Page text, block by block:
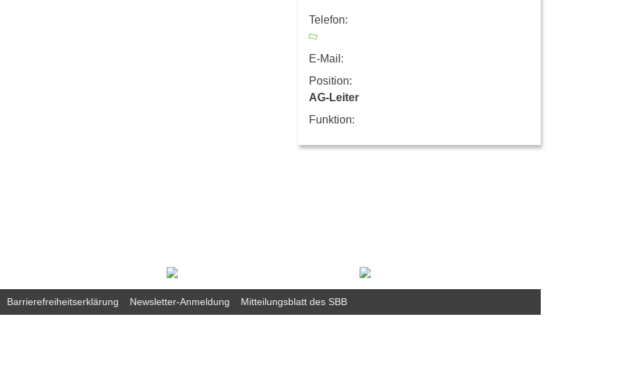
Telefon:
E-Mail:
Position:
AG-Leiter
Funktion:
Barrierefreiheitserklärung Newsletter-Anmeldung Mitteilungsblatt des SBB